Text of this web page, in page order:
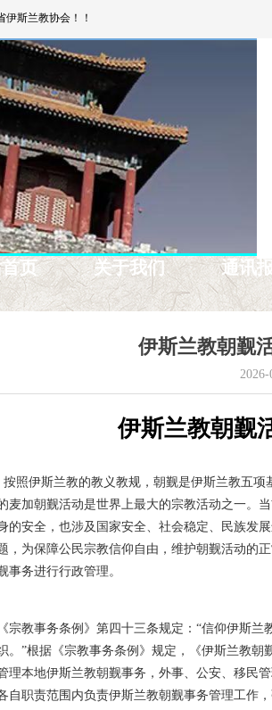
伊斯兰教协会！！
页 关于我们 通讯
伊斯兰教朝觐
2026-
伊斯兰教朝觐
伊斯兰教的教义教规，朝觐是伊斯兰教五项
麦加朝觐活动是世界上最大的宗教活动之一。
的安全，也涉及国家安全、社会稳定、民族发
，为保障公民宗教信仰自由，维护朝觐活动的
事务进行行政管理。
《宗教事务条例》第四十三条规定：“信仰伊斯
。”根据《宗教事务条例》规定，《伊斯兰教
理本地伊斯兰教朝觐事务，外事、公安、移民
自职责范围内负责伊斯兰教朝觐事务管理工作